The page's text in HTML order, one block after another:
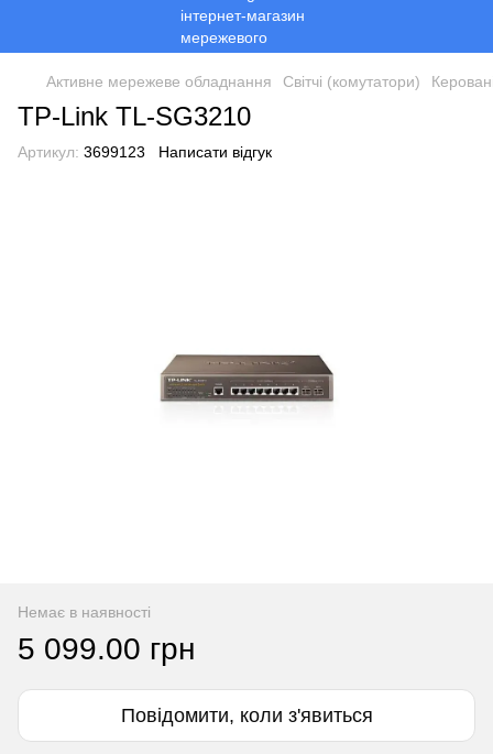
Активне мережеве обладнання Світчі (комутатори)
TP-Link TL-SG3210
Артикул: 3699123 Написати відгук
Немає в наявності
5 099.00 грн
Повідомити, коли з'явиться